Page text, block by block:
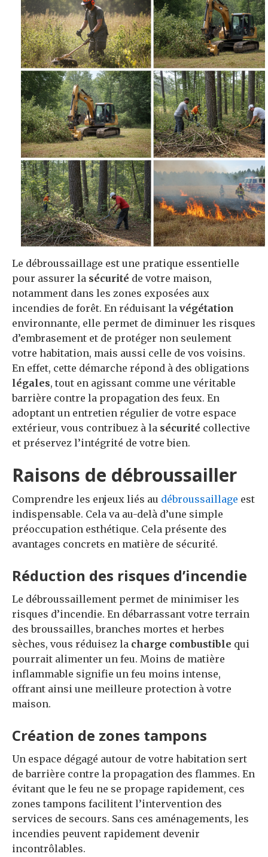
Le débroussaillage est une pratique essentielle
pour assurer la sécurité de votre maison,
notamment dans les zones exposées aux
incendies de forêt. En réduisant la végétation
environnante, elle permet de diminuer les risques
d’embrasement et de protéger non seulement
votre habitation, mais aussi celle de vos voisins.
En effet, cette démarche répond à des obligations
légales, tout en agissant comme une véritable
barrière contre la propagation des feux. En
adoptant un entretien régulier de votre espace
extérieur, vous contribuez à la sécurité collective
et préservez l’intégrité de votre bien.
Raisons de débroussailler
Comprendre les enjeux liés au débroussaillage est
indispensable. Cela va au-delà d’une simple
préoccupation esthétique. Cela présente des
avantages concrets en matière de sécurité.
Réduction des risques d’incendie
Le débroussaillement permet de minimiser les
risques d’incendie. En débarrassant votre terrain
des broussailles, branches mortes et herbes
sèches, vous réduisez la charge combustible qui
pourrait alimenter un feu. Moins de matière
inflammable signifie un feu moins intense,
offrant ainsi une meilleure protection à votre
maison.
Création de zones tampons
Un espace dégagé autour de votre habitation sert
de barrière contre la propagation des flammes. En
évitant que le feu ne se propage rapidement, ces
zones tampons facilitent l’intervention des
services de secours. Sans ces aménagements, les
incendies peuvent rapidement devenir
incontrôlables.